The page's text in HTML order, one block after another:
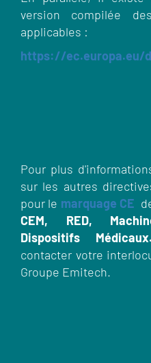
version compilée
applicables :
https://ec.europa.eu/
Pour plus
sur les autres
pour le marquage CE
CEM, RED,
Dispositifs
contacter votre
Groupe Emitech.